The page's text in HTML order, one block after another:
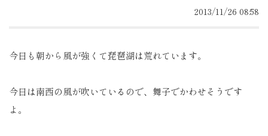
2013/11/26 08:58
今日も朝から風が強くて琵琶湖は荒れています。
今日は南西の風が吹いているので、舞子でかわせそうです
よ。